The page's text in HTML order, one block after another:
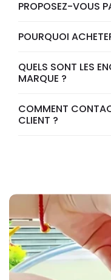
PROPOSEZ-VOUS
POURQUOI
QUELS SONT LES
MARQUE ?
COMMENT
CLIENT ?